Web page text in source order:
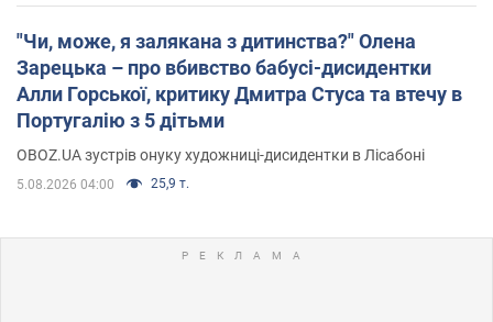
"Чи, може, я залякана з дитинства?" Олена
Зарецька – про вбивство бабусі-дисидентки
Алли Горської, критику Дмитра Стуса та втечу в
Португалію з 5 дітьми
OBOZ.UA зустрів онуку художниці-дисидентки в Лісабоні
5.08.2026 04:00 25,9 т.